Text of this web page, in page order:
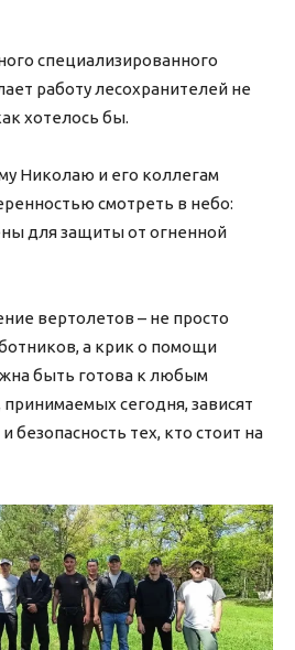
специализированного
работу лесохранителей не
хотелось бы.
Николаю и его коллегам
смотреть в небо:
для защиты от огненной
вертолетов – не просто
а крик о помощи
быть готова к любым
сегодня, зависят
безопасность тех, кто стоит на